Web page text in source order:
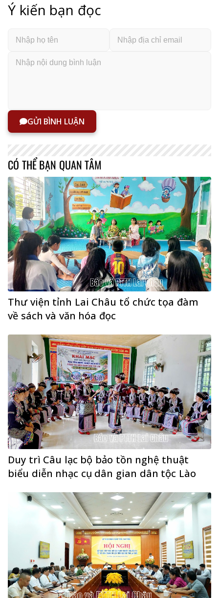
Ý kiến bạn đọc
GỬI BÌNH LUẬN
CÓ THỂ BẠN QUAN TÂM
Thư viện tỉnh Lai Châu tổ chức tọa đàm
về sách và văn hóa đọc
Duy trì Câu lạc bộ bảo tồn nghệ thuật
biểu diễn nhạc cụ dân gian dân tộc Lào